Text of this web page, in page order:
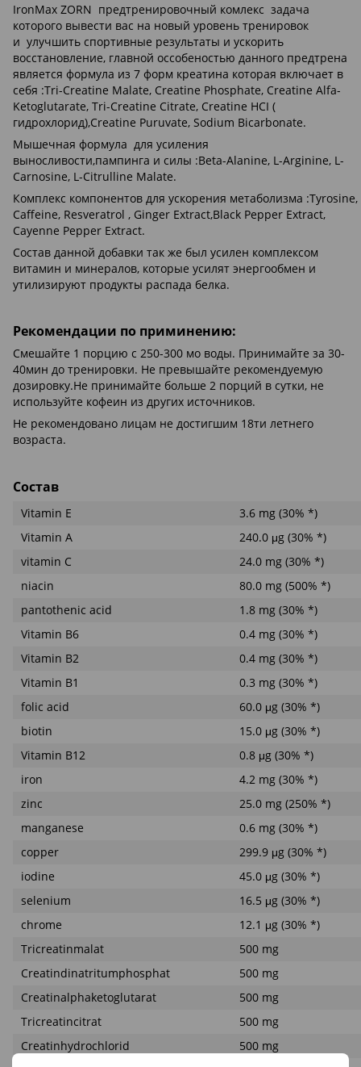
IronMax ZORN предтренировочный комлекс задача
которого вывести вас на новый уровень тренировок
и улучшить спортивные результаты и ускорить
восстановление, главной оссобеностью данного предтрена
является формула из 7 форм креатина которая включает в
себя :Tri-Creatine Malate, Creatine Phosphate, Creatine Alfa-
Ketoglutarate, Tri-Creatine Citrate, Creatine HCI (
гидрохлорид),Creatine Puruvate, Sodium Bicarbonate.
Мышечная формула для усиления
выносливости,пампинга и силы :Beta-Alanine, L-Arginine, L-
Carnosine, L-Citrulline Malate.
Комплекс компонентов для ускорения метаболизма :Tyrosine,
Caffeine, Resveratrol , Ginger Extract,Black Pepper Extract,
Cayenne Pepper Extract.
Состав данной добавки так же был усилен комплексом
витамин и минералов, которые усилят энергообмен и
утилизируют продукты распада белка.
Рекомендации по приминению:
Смешайте 1 порцию с 250-300 мо воды. Принимайте за 30-
40мин до тренировки. Не превышайте рекомендуемую
дозировку.Не принимайте больше 2 порций в сутки, не
используйте кофеин из других источников.
Не рекомендовано лицам не достигшим 18ти летнего
возраста.
Состав
Vitamin E
3.6 mg (30% *)
Vitamin A
240.0 μg (30% *)
vitamin C
24.0 mg (30% *)
niacin
80.0 mg (500% *)
pantothenic acid
1.8 mg (30% *)
Vitamin B6
0.4 mg (30% *)
Vitamin B2
0.4 mg (30% *)
Vitamin B1
0.3 mg (30% *)
folic acid
60.0 μg (30% *)
biotin
15.0 μg (30% *)
Vitamin B12
0.8 μg (30% *)
iron
4.2 mg (30% *)
zinc
25.0 mg (250% *)
manganese
0.6 mg (30% *)
copper
299.9 μg (30% *)
iodine
45.0 μg (30% *)
selenium
16.5 μg (30% *)
chrome
12.1 μg (30% *)
Tricreatinmalat
500 mg
Creatindinatritumphosphat
500 mg
Creatinalphaketoglutarat
500 mg
Tricreatincitrat
500 mg
Creatinhydrochlorid
500 mg